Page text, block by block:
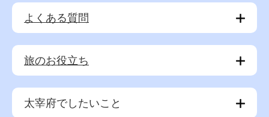
よくある質問
旅のお役立ち
太宰府でしたいこと